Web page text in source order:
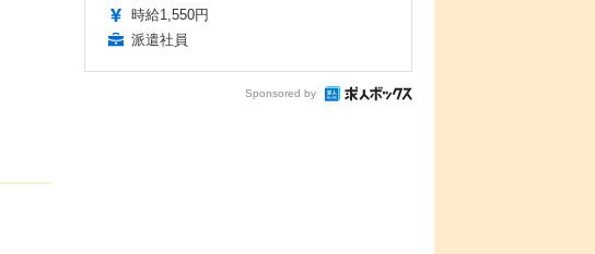
時給1,550円
派遣社員
Sponsored by